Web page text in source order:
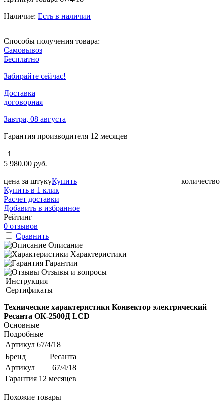
Наличие: Есть в наличии
Способы получения товара:
Самовывоз
Бесплатно
Забирайте сейчас!
Доставка
договорная
Завтра, 08 августа
Гарантия производителя 12 месяцев
5 980.00 руб.
цена за штуку количество
Купить
Купить в 1 клик
Расчет доставки
Добавить в избранное
Рейтинг
0 отзывов
Сравнить
Описание
Характеристики
Гарантии
Отзывы и вопросы
Инструкция
Сертификаты
Технические характеристики Конвектор электрический
Ресанта ОК-2500Д LСD
Основные
Подробные
Артикул 67/4/18
Бренд
Ресанта
Артикул
67/4/18
Гарантия 12 месяцев
Похожие товары